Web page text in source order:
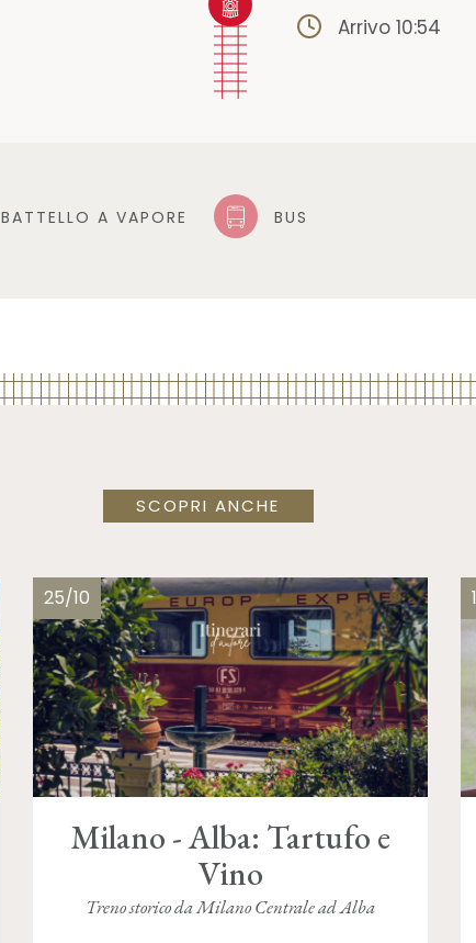
Arrivo 10:54
BATTELLO A VAPORE BUS
SCOPRI ANCHE
25/10
Milano - Alba: Tartufo e
Vino
Treno storico da Milano Centrale ad Alba